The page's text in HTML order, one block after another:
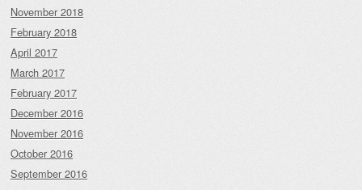
November 2018
February 2018
April 2017
March 2017
February 2017
December 2016
November 2016
October 2016
September 2016